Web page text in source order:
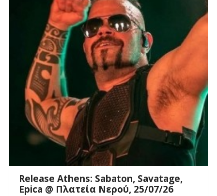
Release Athens: Sabaton, Savatage,
Epica @ Πλατεία Νερού, 25/07/26